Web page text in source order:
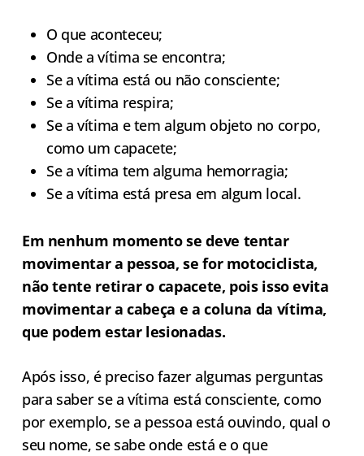
O que aconteceu;
Onde a vítima se encontra;
Se a vítima está ou não consciente;
Se a vítima respira;
Se a vítima e tem algum objeto no corpo,
como um capacete;
Se a vítima tem alguma hemorragia;
Se a vítima está presa em algum local.
Em nenhum momento se deve tentar
movimentar a pessoa, se for motociclista,
não tente retirar o capacete, pois isso evita
movimentar a cabeça e a coluna da vítima,
que podem estar lesionadas.
Após isso, é preciso fazer algumas perguntas
para saber se a vítima está consciente, como
por exemplo, se a pessoa está ouvindo, qual o
seu nome, se sabe onde está e o que